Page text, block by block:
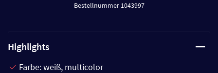
Bestellnummer 1043997
Highlights
Farbe: weiß, multicolor